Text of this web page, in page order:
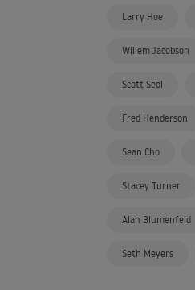
Larry Hoe
Willem Jacobson
Scott Seol
Fred Henderson
Sean Cho
Stacey Turner
Alan Blumenfeld
Seth Meyers